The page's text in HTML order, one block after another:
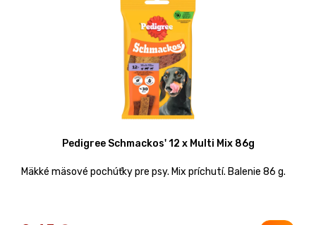
Pedigree Schmackos' 12 x Multi Mix 86g
Mäkké mäsové pochúťky pre psy. Mix príchutí. Balenie 86 g.